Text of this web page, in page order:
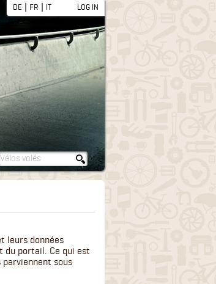
DE | FR | IT LOG IN
leurs données
du portail. Ce qui est
sous